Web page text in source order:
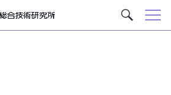
サ
イ
メ